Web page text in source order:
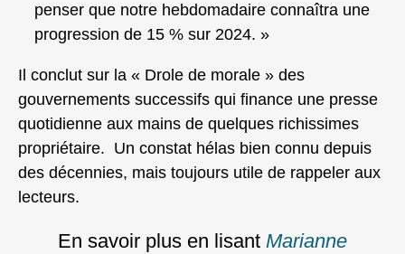
penser que notre hebdomadaire connaîtra une
progression de 15 % sur 2024. »
Il conclut sur la « Drole de morale » des
gouvernements successifs qui finance une presse
quotidienne aux mains de quelques richissimes
propriétaire. Un constat hélas bien connu depuis
des décennies, mais toujours utile de rappeler aux
lecteurs.
En savoir plus en lisant Marianne